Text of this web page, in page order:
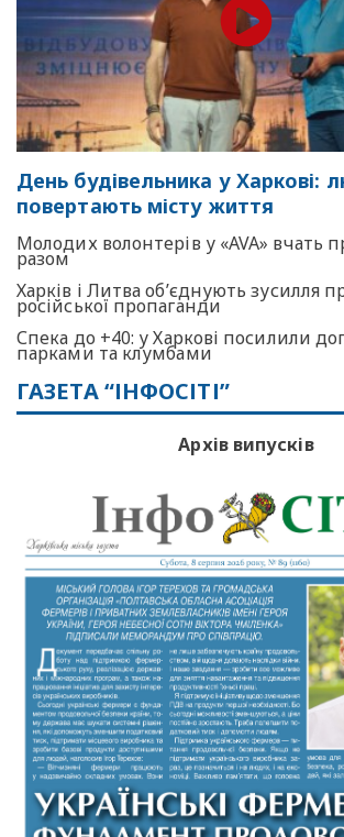
День будівельника у Харкові:
повертають місту життя
Молодих волонтерів у «AVA» вчать
разом
Харків і Литва об’єднують зусилля
російської пропаганди
Спека до +40: у Харкові посилили
парками та клумбами
ГАЗЕТА “ІНФОСІТІ”
Архів випусків